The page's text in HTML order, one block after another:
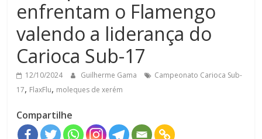
enfrentam o Flamengo
valendo a liderança do
Carioca Sub-17
12/10/2024 Guilherme Gama
Campeonato Carioca Sub-
17, FlaxFlu, moleques de xerém
Compartilhe